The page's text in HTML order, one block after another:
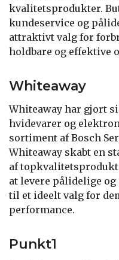
kvalitetsprodukter.
kundeservice og
attraktivt valg for
holdbare og effektive
Whiteaway
Whiteaway har gjort
hvidevarer og
sortiment af Bosch
Whiteaway skabt en
af
at levere pålidelige
til et ideelt valg for
performance.
Punkt1